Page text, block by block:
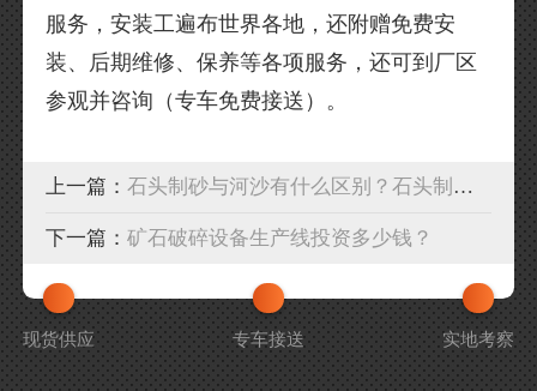
服务，安装工遍布世界各地，还附赠免费安
装、后期维修、保养等各项服务，还可到厂区
参观并咨询（专车免费接送）。
上一篇：石头制砂与河沙有什么区别？石头制砂机多少钱一台？
下一篇：矿石破碎设备生产线投资多少钱？
现货供应 专车接送 实地考察